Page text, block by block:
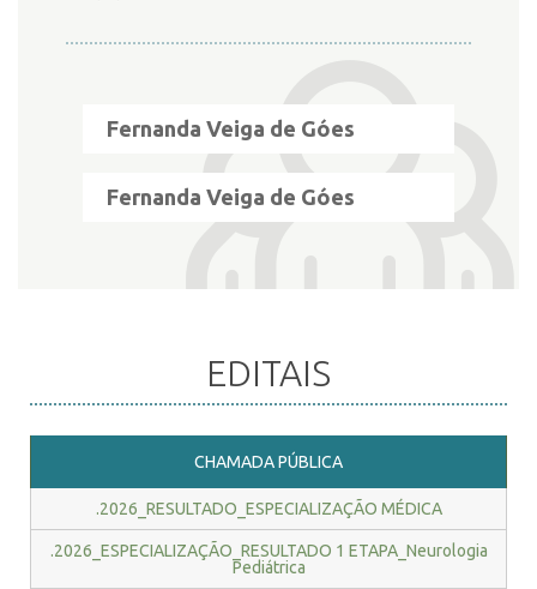
Fernanda Veiga de Góes
Fernanda Veiga de Góes
EDITAIS
CHAMADA PÚBLICA
.2026_RESULTADO_ESPECIALIZAÇÃO MÉDICA
.2026_ESPECIALIZAÇÃO_RESULTADO 1 ETAPA_Neurologia
Pediátrica